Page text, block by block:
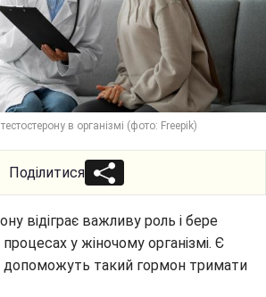
в організмі (фото: Freepik)
Поділитися
відіграє важливу роль і бере
у жіночому організмі. Є
допоможуть такий гормон тримати